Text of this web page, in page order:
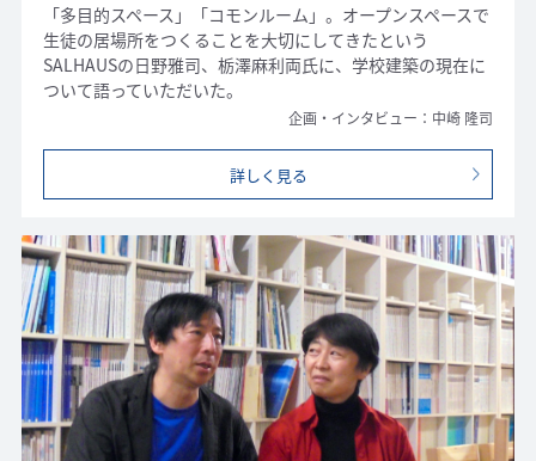
「多目的スペース」「コモンルーム」。オープンスペースで
生徒の居場所をつくることを大切にしてきたという
SALHAUSの日野雅司、栃澤麻利両氏に、学校建築の現在に
ついて語っていただいた。
企画・インタビュー：中崎 隆司
詳しく見る